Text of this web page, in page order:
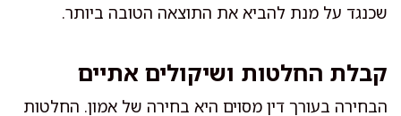
שכנגד על מנת להביא את התוצאה הטובה ביותר.
קבלת החלטות ושיקולים אתיים
הבחירה בעורך דין מסוים היא בחירה של אמון. החלטות